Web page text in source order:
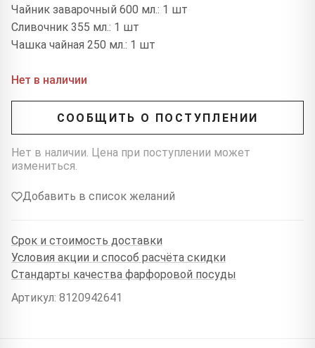
Чайник заварочный 600 мл.: 1 шт
Сливочник 355 мл.: 1 шт
Чашка чайная 250 мл.: 1 шт
Нет в наличии
СООБЩИТЬ О ПОСТУПЛЕНИИ
Нет в наличии. Цена при поступлении может
измениться.
Добавить в список желаний
Срок и стоимость доставки
Условия акции и способ расчёта скидки
Стандарты качества фарфоровой посуды
Артикул: 8120942641